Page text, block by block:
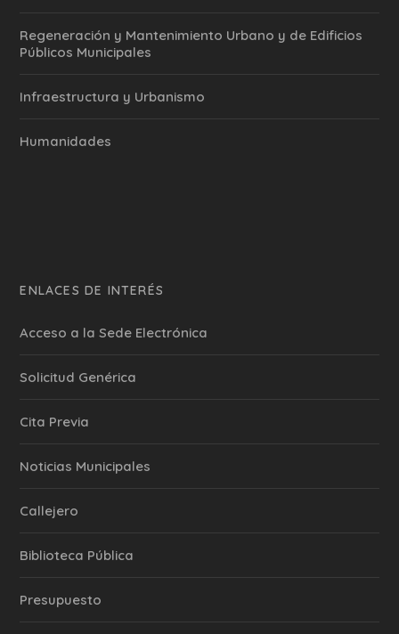
Regeneración y Mantenimiento Urbano y de Edificios
Públicos Municipales
Infraestructura y Urbanismo
Humanidades
ENLACES DE INTERÉS
Acceso a la Sede Electrónica
Solicitud Genérica
Cita Previa
‎Noticias Municipales
Callejero
Biblioteca Pública
Presupuesto